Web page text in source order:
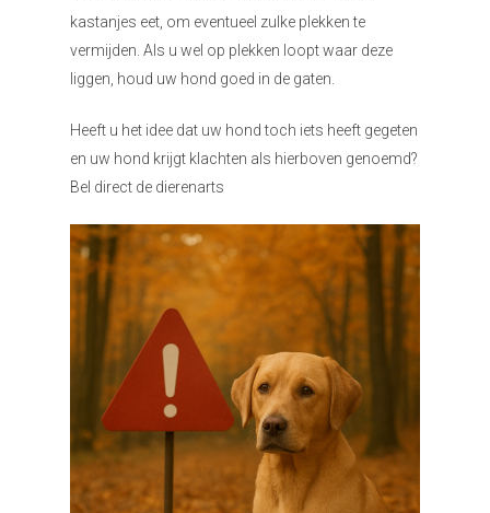
kastanjes eet, om eventueel zulke plekken te
vermijden. Als u wel op plekken loopt waar deze
liggen, houd uw hond goed in de gaten.
Heeft u het idee dat uw hond toch iets heeft gegeten
en uw hond krijgt klachten als hierboven genoemd?
Bel direct de dierenarts